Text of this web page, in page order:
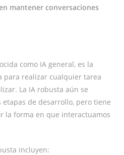
mantener conversaciones
como IA general, es la
para realizar cualquier tarea
La IA robusta aún se
de desarrollo, pero tiene
la forma en que interactuamos
incluyen: